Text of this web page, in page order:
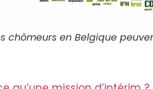
chômeurs en Belgique